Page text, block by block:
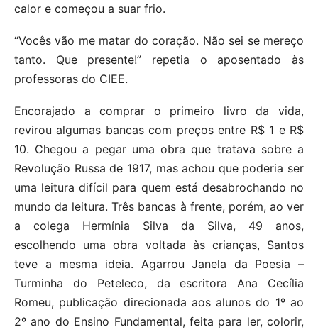
calor e começou a suar frio.
“Vocês vão me matar do coração. Não sei se mereço
tanto. Que presente!” repetia o aposentado às
professoras do CIEE.
Encorajado a comprar o primeiro livro da vida,
revirou algumas bancas com preços entre R$ 1 e R$
10. Chegou a pegar uma obra que tratava sobre a
Revolução Russa de 1917, mas achou que poderia ser
uma leitura difícil para quem está desabrochando no
mundo da leitura. Três bancas à frente, porém, ao ver
a colega Hermínia Silva da Silva, 49 anos,
escolhendo uma obra voltada às crianças, Santos
teve a mesma ideia. Agarrou Janela da Poesia –
Turminha do Peteleco, da escritora Ana Cecília
Romeu, publicação direcionada aos alunos do 1º ao
2º ano do Ensino Fundamental, feita para ler, colorir,